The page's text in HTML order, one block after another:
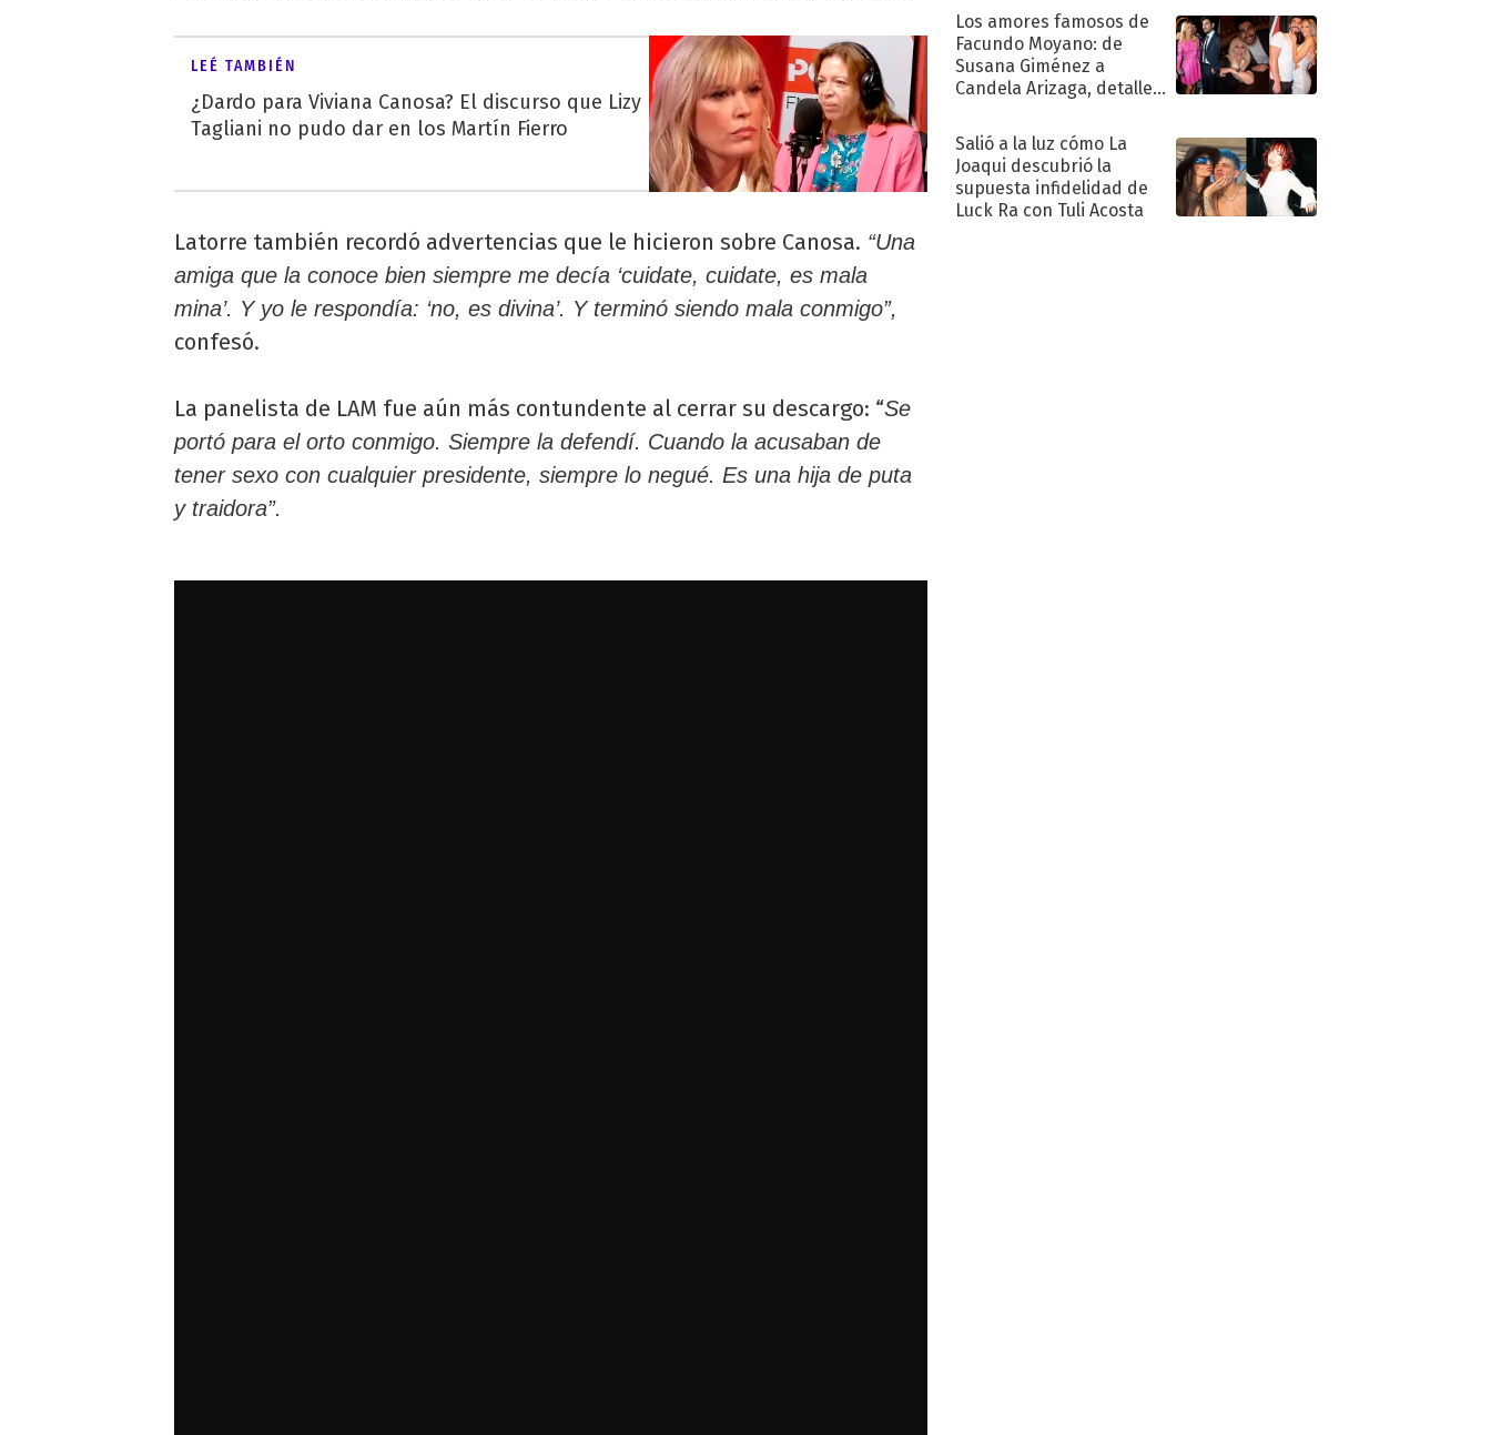
LEÉ TAMBIÉN
¿Dardo para Viviana Canosa? El discurso que Lizy
Tagliani no pudo dar en los Martín Fierro
Latorre también recordó advertencias que le hicieron sobre Canosa. “Una
amiga que la conoce bien siempre me decía ‘cuidate, cuidate, es mala
mina’. Y yo le respondía: ‘no, es divina’. Y terminó siendo mala conmigo”,
confesó.
La panelista de LAM fue aún más contundente al cerrar su descargo: “Se
portó para el orto conmigo. Siempre la defendí. Cuando la acusaban de
tener sexo con cualquier presidente, siempre lo negué. Es una hija de puta
y traidora”.
Los amores famosos de
Facundo Moyano: de
Susana Giménez a
Candela Arizaga, detalles
sentimental
Salió a la luz cómo La
Joaqui descubrió la
supuesta infidelidad de
Luck Ra con Tuli Acosta